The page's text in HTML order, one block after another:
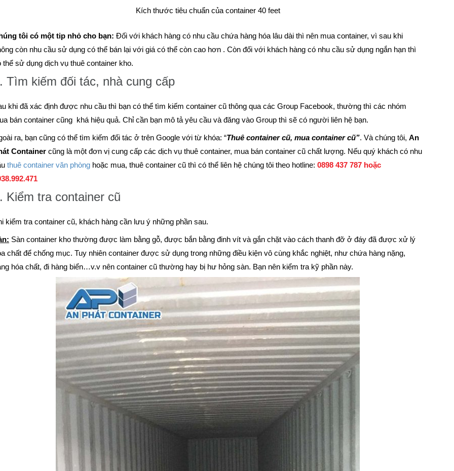
Kích thước tiêu chuẩn của container 40 feet
tôi có một tip nhỏ cho bạn: Đối với khách hàng có nhu cầu chứa hàng hóa lâu dài thì nên mua container, vì sau khi
còn nhu cầu sử dụng có thể bán lại với giá có thể còn cao hơn . Còn đối với khách hàng có nhu cầu sử dụng ngắn hạn thì
thể sử dụng dịch vụ thuê container kho.
Tìm kiếm đối tác, nhà cung cấp
khi đã xác định được nhu cầu thì bạn có thể tìm kiếm container cũ thông qua các Group Facebook, thường thì các nhóm
bán container cũng khá hiệu quả. Chỉ cần bạn mô tả yêu cầu và đăng vào Group thì sẽ có người liên hệ bạn.
ra, bạn cũng có thể tìm kiếm đối tác ở trên Google với từ khóa: “Thuê container cũ, mua container cũ”. Và chúng tôi, An
Container cũng là một đơn vị cung cấp các dịch vụ thuê container, mua bán container cũ chất lượng. Nếu quý khách có nhu
thuê container văn phòng hoặc mua, thuê container cũ thì có thể liên hệ chúng tôi theo hotline: 0898 437 787 hoặc
Kiểm tra container cũ
kiểm tra container cũ, khách hàng cần lưu ý những phần sau.
Sàn container kho thường được làm bằng gỗ, được bắn bằng đinh vít và gắn chặt vào cách thanh đỡ ở đáy đã được xử lý
chất để chống mục. Tuy nhiên container được sử dụng trong những điều kiện vô cùng khắc nghiệt, như chứa hàng nặng,
hóa chất, đi hàng biển…v.v nên container cũ thường hay bị hư hỏng sàn. Bạn nên kiểm tra kỹ phần này.